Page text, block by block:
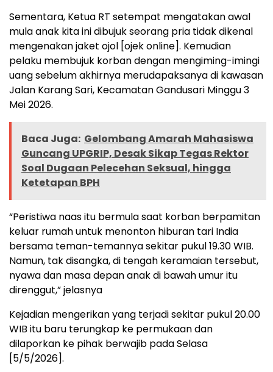
Sementara, Ketua RT setempat mengatakan awal
mula anak kita ini dibujuk seorang pria tidak dikenal
mengenakan jaket ojol [ojek online]. Kemudian
pelaku membujuk korban dengan mengiming-imingi
uang sebelum akhirnya merudapaksanya di kawasan
Jalan Karang Sari, Kecamatan Gandusari Minggu 3
Mei 2026.
Baca Juga: Gelombang Amarah Mahasiswa
Guncang UPGRIP, Desak Sikap Tegas Rektor
Soal Dugaan Pelecehan Seksual, hingga
Ketetapan BPH
“Peristiwa naas itu bermula saat korban berpamitan
keluar rumah untuk menonton hiburan tari India
bersama teman-temannya sekitar pukul 19.30 WIB.
Namun, tak disangka, di tengah keramaian tersebut,
nyawa dan masa depan anak di bawah umur itu
direnggut,” jelasnya
Kejadian mengerikan yang terjadi sekitar pukul 20.00
WIB itu baru terungkap ke permukaan dan
dilaporkan ke pihak berwajib pada Selasa
[5/5/2026].